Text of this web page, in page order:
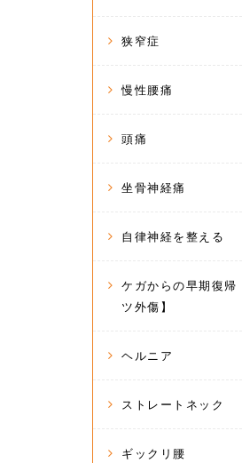
狭窄症
慢性腰痛
頭痛
坐骨神経痛
自律神経を整える
ケガからの早期復帰
ツ外傷】
ヘルニア
ストレートネック
ギックリ腰